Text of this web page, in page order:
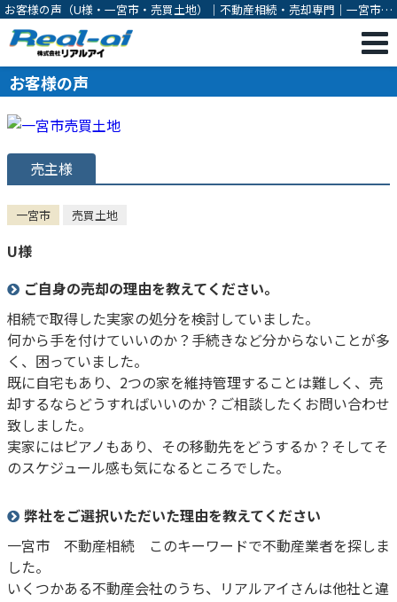
お客様の声（U様・一宮市・売買土地）｜不動産相続・売却専門｜一宮市の
不動産売却・購入・相続対策・有効活用のご相談は株式会社リアルアイ
お客様の声
売主様
一宮市 売買土地
U様
ご自身の売却の理由を教えてください。
相続で取得した実家の処分を検討していました。
何から手を付けていいのか？手続きなど分からないことが多
く、困っていました。
既に自宅もあり、2つの家を維持管理することは難しく、売
却するならどうすればいいのか？ご相談したくお問い合わせ
致しました。
実家にはピアノもあり、その移動先をどうするか？そしてそ
のスケジュール感も気になるところでした。
弊社をご選択いただいた理由を教えてください
一宮市 不動産相続 このキーワードで不動産業者を探しま
した。
いくつかある不動産会社のうち、リアルアイさんは他社と違